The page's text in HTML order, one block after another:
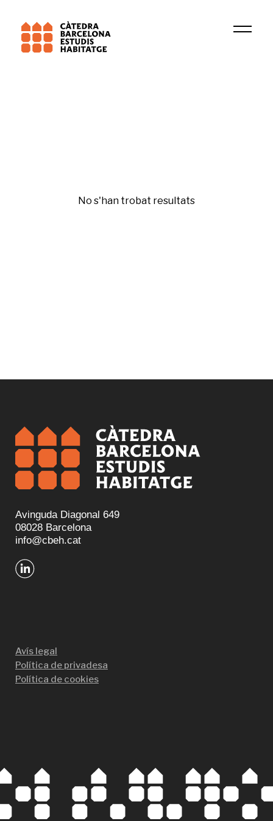
No s'han trobat resultats
Avinguda Diagonal 649
08028 Barcelona
info@cbeh.cat
Avís legal
Política de privadesa
Política de cookies